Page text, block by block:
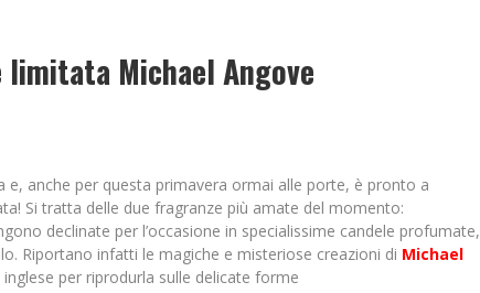
limitata Michael Angove
e, anche per questa primavera ormai alle porte, è pronto a
Si tratta delle due fragranze più amate del momento:
declinate per l’occasione in specialissime candele profumate,
Riportano infatti le magiche e misteriose creazioni di Michael
per riprodurla sulle delicate forme